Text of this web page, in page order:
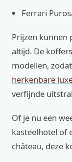
Ferrari
Prijzen kunnen
altijd. De
modellen,
herkenbare
verfijnde
Of je nu een
kasteelhotel of
château, deze